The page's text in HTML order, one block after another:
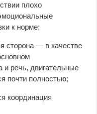
плохо
к норме;
сторона — в качестве
и речь, двигательные
почти полностью;
координация